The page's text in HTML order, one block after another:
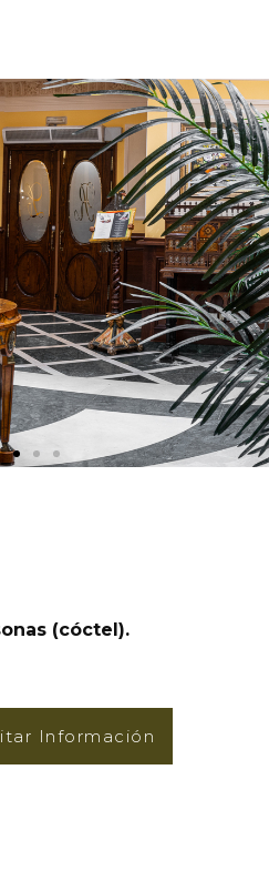
(cóctel).
Información